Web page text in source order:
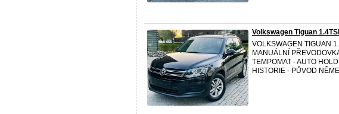
Volkswagen Tiguan
VOLKSWAGEN TIGUAN
MANUÁLNÍ
TEMPOMAT - AUTO
HISTORIE - PŮVOD